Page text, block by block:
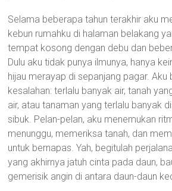
Selama beberapa tahun terakhir aku
kebun rumahku di halaman belakang
tempat kosong dengan debu dan
Dulu aku tidak punya ilmunya, hanya
hijau merayap di sepanjang pagar. Aku
kesalahan: terlalu banyak air, tanah
air, atau tanaman yang terlalu banyak
sibuk. Pelan-pelan, aku menemukan
menunggu, memeriksa tanah, dan
untuk bernapas. Yah, begitulah
yang akhirnya jatuh cinta pada daun,
gemerisik angin di antara daun-daun